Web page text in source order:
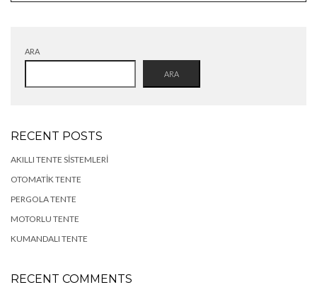
ARA
ARA
RECENT POSTS
AKILLI TENTE SISTEMLERI
OTOMATIK TENTE
PERGOLA TENTE
MOTORLU TENTE
KUMANDALI TENTE
RECENT COMMENTS